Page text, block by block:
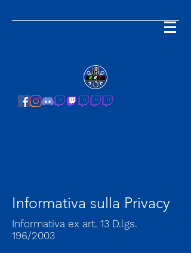
Informativa sulla Privacy
Informativa ex art. 13 D.lgs.
196/2003